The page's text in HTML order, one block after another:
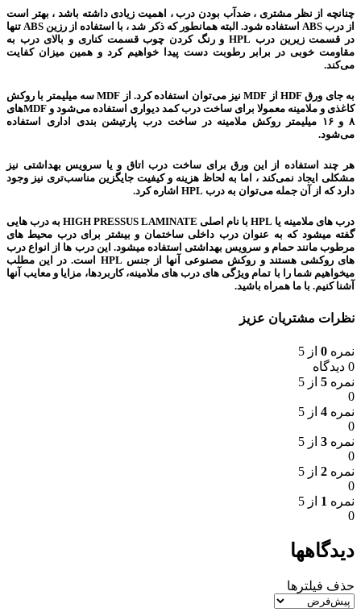
چنانچه از نظر مشتری ، ضدآب بودن درب ، اهمیت زیادی داشته باشد ، بهتر است
از درب ABS استفاده شود. البته همانطور که ذکر شد ، با استفاده از رزین ABS تنها
در قسمت زیرین درب HPL و رنگ کردن چوب قسمت کناری و بالای درب به
مقاومت خوبی در برابر رطوبت دست پیدا خواهیم کرد و همین میزان کفایت
می‌کند.
به جای ورق HDF از MDF نیز می‌توان استفاده کرد. از MDF سه میلیمتر با روکش
کاغذی و ملامینه معمولا برای ساخت درب کمد دیواری استفاده می‌شود و MDFهای
۸ و ۱۶ میلیمتر روکش ملامینه در ساخت درب پارتیشن بندی اداری استفاده
می‌شود.
هر چند استفاده از این ورق برای ساخت درب اتاق و یا سرویس بهداشتی نیز
مشکلی ایجاد نمی‌کند ، اما به لحاظ هزینه و کیفیت جایگزین مناسب‌تری نیز وجود
دارد که از آن جمله می‌توان به درب HPL اشاره کرد.
درب های ملامینه یا HPL با نام اصلی HIGH PRESSUS LAMINATE به درب هایی
گفته میشود که به عنوان درب داخلی ساختمان و بیشتر برای درب محیط های
مرطوب مانند حمام و سرویس بهداشتی استفاده میشود. این درب ها از انواع درب
های روکشی هستند و روکش مصنوعی آنها از جنس HPL است. در این مطلب
میخواهیم شما را با تمام ویژگی های درب های ملامینه، کاربردها، مزایا و معایب آنها
آشنا کنیم. با ما همراه باشید.
نظرات مشتریان عزیز
نمره 0 از 5
0 دیدگاه
نمره 5 از 5
0
نمره 4 از 5
0
نمره 3 از 5
0
نمره 2 از 5
0
نمره 1 از 5
0
دیدگاهها
حذف فیلترها